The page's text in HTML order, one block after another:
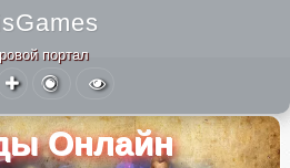
портал
Онлайн